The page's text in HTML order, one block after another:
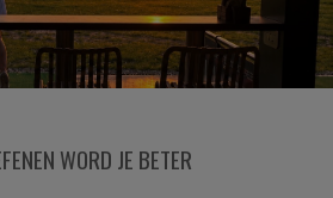
WORD JE BETER